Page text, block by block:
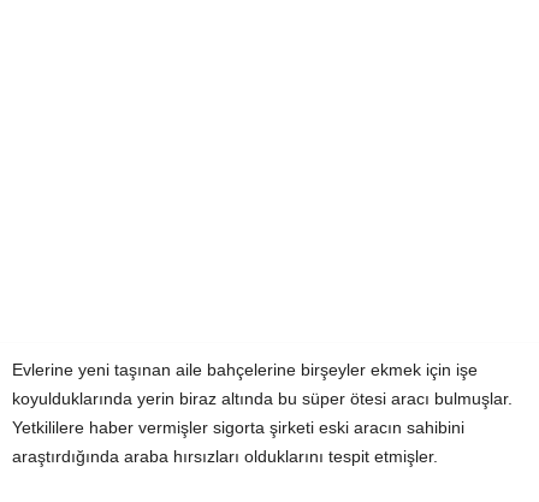
Evlerine yeni taşınan aile bahçelerine birşeyler ekmek için işe
koyulduklarında yerin biraz altında bu süper ötesi aracı bulmuşlar.
Yetkililere haber vermişler sigorta şirketi eski aracın sahibini
araştırdığında araba hırsızları olduklarını tespit etmişler.